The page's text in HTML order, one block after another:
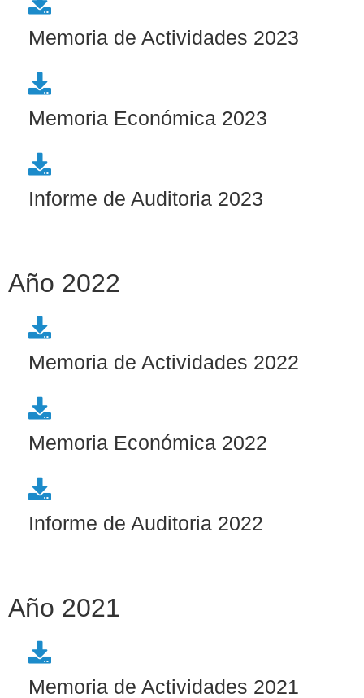
Memoria de Actividades 2023
Memoria Económica 2023
Informe de Auditoria 2023
Año 2022
Memoria de Actividades 2022
Memoria Económica 2022
Informe de Auditoria 2022
Año 2021
Memoria de Actividades 2021